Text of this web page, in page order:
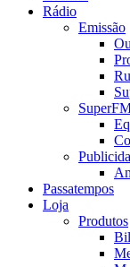
Rádio
Emissão
Passatempos
Loja
Produtos